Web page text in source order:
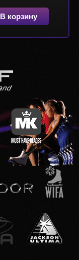
В корзину